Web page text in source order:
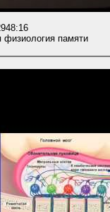
48:16
памяти